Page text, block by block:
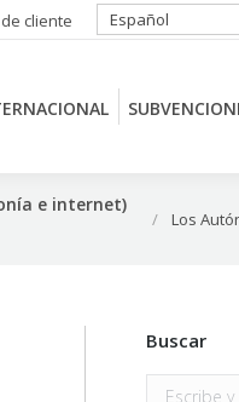
cliente Español
e internet)
Los
Buscar
Buscar: